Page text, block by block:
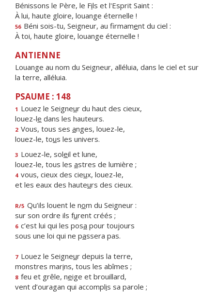
Bénissons le Père, le Fils et l'Esprit Saint :
À lui, haute gloire, louange éternelle !
56 Béni sois-tu, Seigneur, au firmament du ciel :
À toi, haute gloire, louange éternelle !
ANTIENNE
Louange au nom du Seigneur, alléluia, dans le ciel et sur
la terre, alléluia.
PSAUME : 148
1 Louez le Seigneur du haut des cieux,
louez-le dans les hauteurs.
2 Vous, tous ses anges, louez-le,
louez-le, tous les univers.
3 Louez-le, soleil et lune,
louez-le, tous les astres de lumière ;
4 vous, cieux des cieux, louez-le,
et les eaux des hauteurs des cieux.
R/5 Qu’ils louent le nom du Seigneur :
sur son ordre ils furent créés ;
6 c’est lui qui les posa pour toujours
sous une loi qui ne passera pas.
7 Louez le Seigneur depuis la terre,
monstres marins, tous les abîmes ;
8 feu et grêle, neige et brouillard,
vent d’ouragan qui accomplis sa parole ;